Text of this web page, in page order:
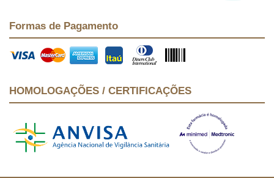
Formas de Pagamento
HOMOLOGAÇÕES / CERTIFICAÇÕES